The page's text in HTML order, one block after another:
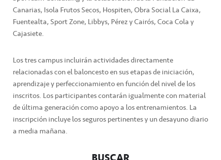
Canarias, Isola Frutos Secos, Hospiten, Obra Social La Caixa,
Fuentealta, Sport Zone, Libbys, Pérez y Cairós, Coca Cola y
Cajasiete.
Los tres campus incluirán actividades directamente
relacionadas con el baloncesto en sus etapas de iniciación,
aprendizaje y perfeccionamiento en función del nivel de los
inscritos. Los participantes contarán igualmente con material
de última generación como apoyo a los entrenamientos. La
inscripción incluye los seguros pertinentes y un desayuno diario
a media mañana.